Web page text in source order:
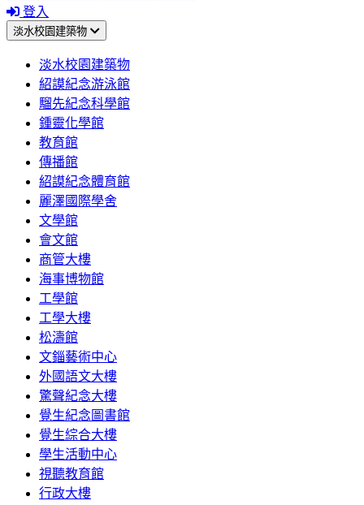
登入
淡水校園建築物
淡水校園建築物
紹謨紀念游泳館
騮先紀念科學館
鍾靈化學館
教育館
傳播館
紹謨紀念體育館
麗澤國際學舍
文學館
會文館
商管大樓
海事博物館
工學館
工學大樓
松濤館
文錙藝術中心
外國語文大樓
驚聲紀念大樓
覺生紀念圖書館
覺生綜合大樓
學生活動中心
視聽教育館
行政大樓